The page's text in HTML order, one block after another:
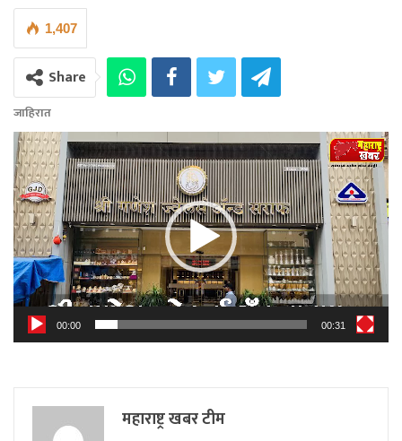
1,407
Share
जाहिरात
Video
Player
00:00 00:31
महाराष्ट्र खबर टीम